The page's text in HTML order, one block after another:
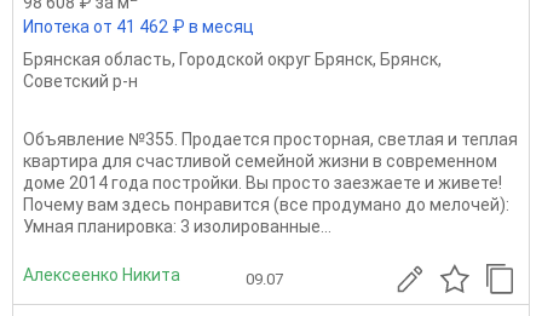
Ипотека от 41 462 ₽ в месяц
Брянская область, Городской округ Брянск, Брянск,
Советский р-н
Объявление №355. Продается просторная, светлая и теплая
квартира для счастливой семейной жизни в современном
доме 2014 года постройки. Вы просто заезжаете и живете!
Почему вам здесь понравится (все продумано до мелочей):
Умная планировка: 3 изолированные...
Алексеенко Никита 09.07